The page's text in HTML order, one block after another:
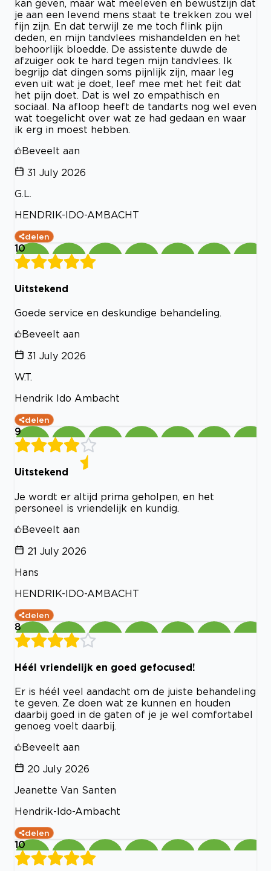
kan geven, maar wat meeleven en bewustzijn dat
je aan een levend mens staat te trekken zou wel
fijn zijn. En dat terwijl ze me toch flink pijn
deden, en mijn tandvlees mishandelden en het
behoorlijk bloedde. De assistente duwde de
afzuiger ook te hard tegen mijn tandvlees. Ik
begrijp dat dingen soms pijnlijk zijn, maar leg
even uit wat je doet, leef mee met het feit dat
het pijn doet. Dat is wel zo empathisch en
sociaal. Na afloop heeft de tandarts nog wel even
wat toegelicht over wat ze had gedaan en waar
ik erg in moest hebben.
Beveelt aan
31 July 2026
G.L.
HENDRIK-IDO-AMBACHT
delen
10
Uitstekend
Goede service en deskundige behandeling.
Beveelt aan
31 July 2026
W.T.
Hendrik Ido Ambacht
delen
9
Uitstekend
Je wordt er altijd prima geholpen, en het
personeel is vriendelijk en kundig.
Beveelt aan
21 July 2026
Hans
HENDRIK-IDO-AMBACHT
delen
8
Héél vriendelijk en goed gefocused!
Er is héél veel aandacht om de juiste behandeling
te geven. Ze doen wat ze kunnen en houden
daarbij goed in de gaten of je je wel comfortabel
genoeg voelt daarbij.
Beveelt aan
20 July 2026
Jeanette Van Santen
Hendrik-Ido-Ambacht
delen
10